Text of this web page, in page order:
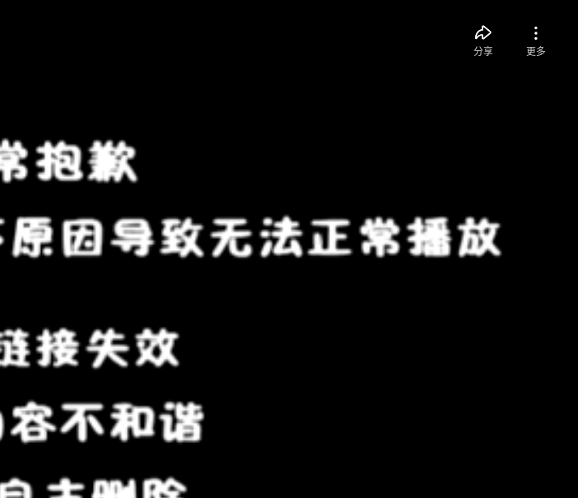
分享 更多